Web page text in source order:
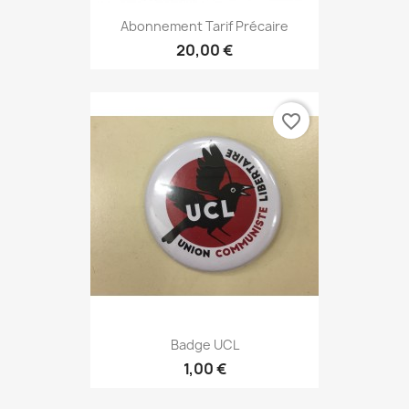
Abonnement Tarif Précaire
20,00 €
Badge UCL
1,00 €
favorite_border